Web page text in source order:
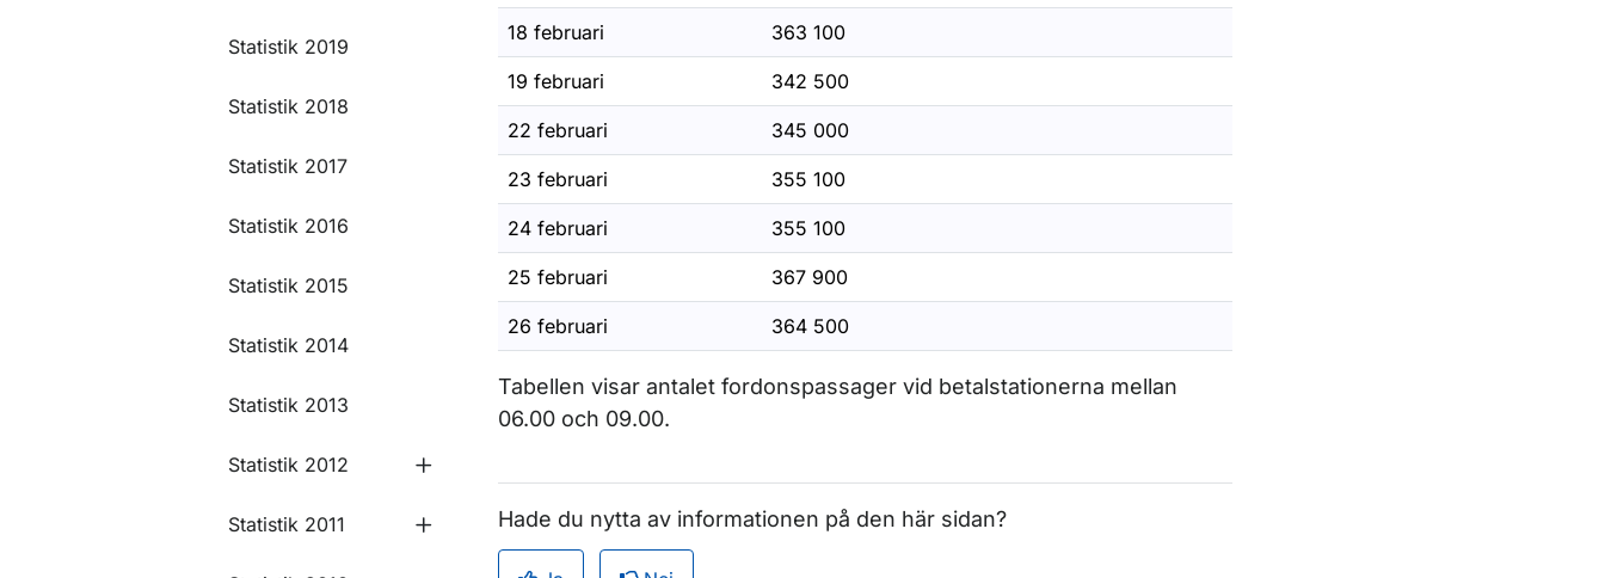
Statistik 2019
Statistik 2018
Statistik 2017
Statistik 2016
Statistik 2015
Statistik 2014
Statistik 2013
Statistik 2012
Undermeny för Statistik 2012
Statistik 2011
Undermeny för Statistik 2011
18 februari 363 100
19 februari 342 500
22 februari 345 000
23 februari 355 100
24 februari 355 100
25 februari 367 900
26 februari 364 500
Tabellen visar antalet fordonspassager vid betalstationerna mellan
06.00 och 09.00.
Hade du nytta av informationen på den här sidan?